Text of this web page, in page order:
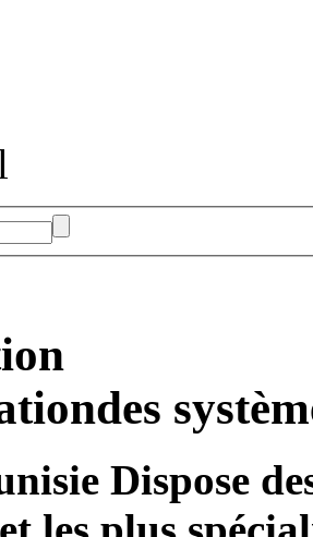
des
Dispose